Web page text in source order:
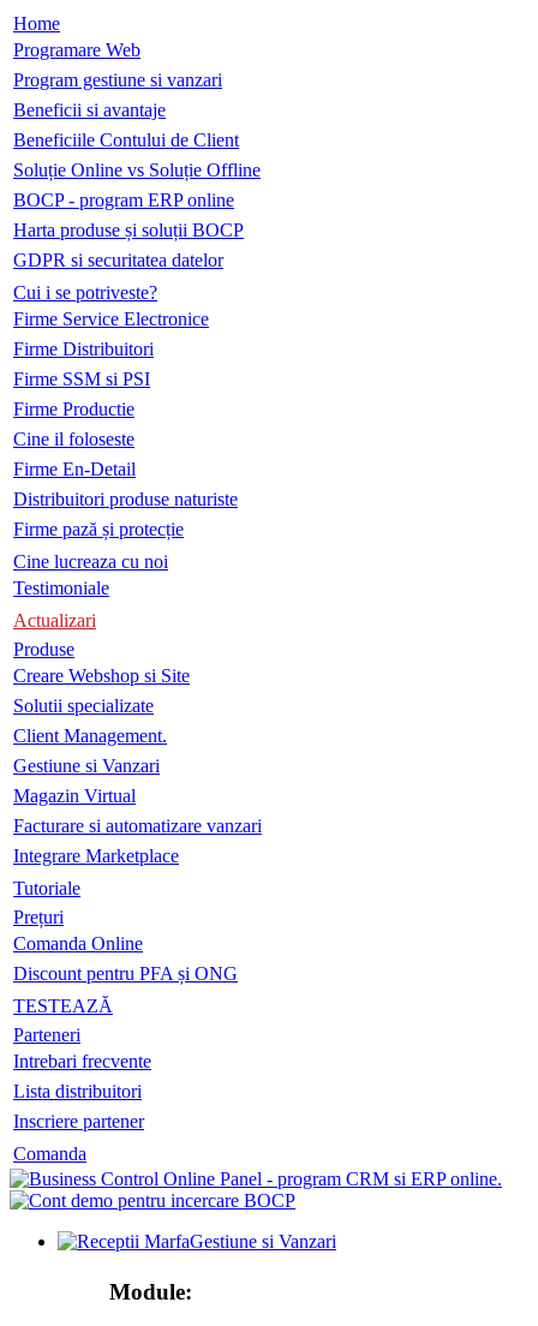
Home
Programare Web
Program gestiune si vanzari
Beneficii si avantaje
Beneficiile Contului de Client
Soluție Online vs Soluție Offline
BOCP - program ERP online
Harta produse și soluții BOCP
GDPR si securitatea datelor
Cui i se potriveste?
Firme Service Electronice
Firme Distribuitori
Firme SSM si PSI
Firme Productie
Cine il foloseste
Firme En-Detail
Distribuitori produse naturiste
Firme pază și protecție
Cine lucreaza cu noi
Testimoniale
Actualizari
Produse
Creare Webshop si Site
Solutii specializate
Client Management.
Gestiune si Vanzari
Magazin Virtual
Facturare si automatizare vanzari
Integrare Marketplace
Tutoriale
Prețuri
Comanda Online
Discount pentru PFA și ONG
TESTEAZĂ
Parteneri
Intrebari frecvente
Lista distribuitori
Inscriere partener
Comanda
Gestiune si Vanzari
Module: